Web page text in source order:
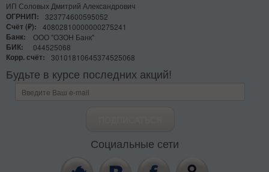
ИП Соловых Дмитрий Александрович
ОГРНИП:
323774600595052
Счёт (₽):
40802810000000275241
Банк:
ООО "ОЗОН Банк"
БИК:
044525068
Корр. счёт:
30101810645374525068
Будьте в курсе последних акций!
Социальные сети